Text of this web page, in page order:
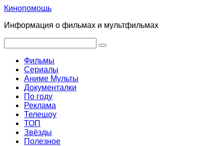
Перейти
контенту
Кинопомощь
Информация о фильмах и мультфильмах
Фильмы
Сериалы
Аниме Мульты
Документалки
По году
Реклама
Телешоу
ТОП
Звёзды
Полезное